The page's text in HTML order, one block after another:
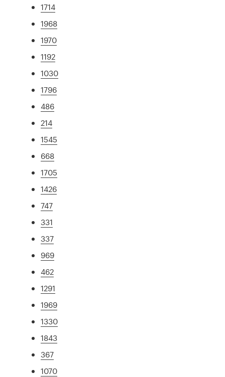
1714
1968
1970
1192
1030
1796
486
214
1545
668
1705
1426
747
331
337
969
462
1291
1969
1330
1843
367
1070